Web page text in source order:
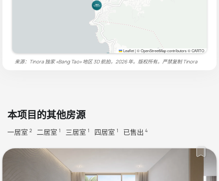
Leaflet|© OpenStreetMap contributors © CARTO
来源：Tinora 独家 «Bang Tao» 地区 3D 航拍，2026 年。版权所有。严禁复制Tinora
本项目的其他房源
一居室 2 二居室 1 三居室 1 四居室 1 已售出 4